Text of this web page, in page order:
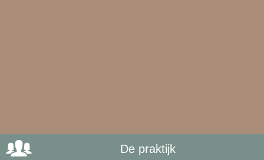
De praktijk